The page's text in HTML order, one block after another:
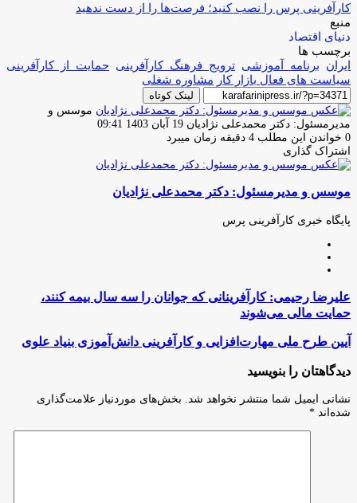
کارآفرینی پرس را نصب کنید؛ فرصت‌ها را از دست ندهید
منبع
دنیای اقتصاد
برچسب ها
ایران
برنامه آموزشی ترویج فرهنگ کارآفرینی حمایت از کارآفرینی
سیاست های فعال بازار کار مشاوره شغلی
لینک کوتاه
موسس و
مدیرمسئول: دکتر محمدعلی نژادیان ارسال
ایمیل
19 آبان 1403 09:41
0 خواندن این مطلب 4 دقیقه زمان میبرد
اشتراک گذاری
فیس
توئیتر
لینکدین
واتس
تلگرام
اشتراک
از
ایمیل
چاپ
موسس و مدیرمسئول: دکتر محمدعلی نژادیان
پایگاه خبری کارآفرینی پرس
علیرضا
رحیمی:
کارآفرینانی
که
جوانان
سه
بیمه
کنند،
علیرضا رحیمی: کارآفرینانی که جوانان را سه سال بیمه کنند،
حمایت مالی می‌شوند
آیین
ملی
مهارت‌افزایی
و
کارآفرینی
آیین طرح ملی مهارت‌افزایی و کارآفرینی دانش‌آموزی بنیاد علوی
دیدگاهتان را بنویسید
نشانی ایمیل شما منتشر نخواهد شد. بخش‌های موردنیاز علامت‌گذاری
شده‌اند *